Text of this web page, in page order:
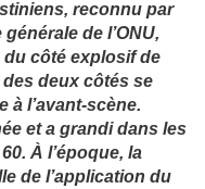
reconnu par
de l’ONU,
du côté explosif de
deux côtés se
à l’avant-scène.
et a grandi dans les
À l’époque, la
de l’application du